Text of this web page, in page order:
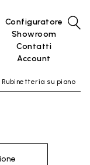
Configuratore
Showroom
Contatti
Account
su piano